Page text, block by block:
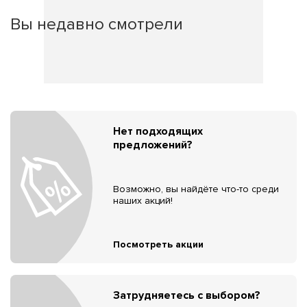
Вы недавно смотрели
Нет подходящих
предложений?
Возможно, вы найдёте что-то среди
наших акций!
Посмотреть акции
Затрудняетесь с выбором?